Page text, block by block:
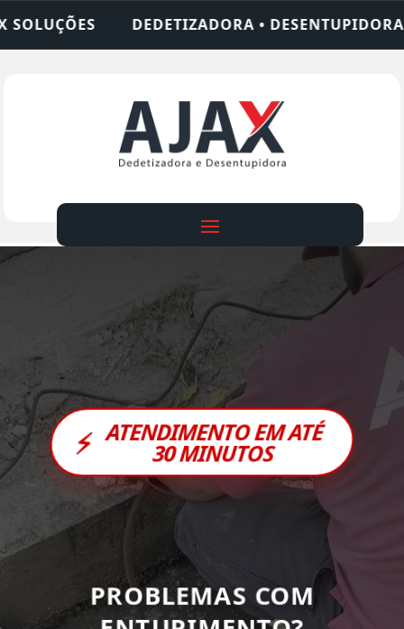
• DESENTUPIDORA • LIMPEZA DE FOSSA •
⚡ ATENDIMENTO EM ATÉ
30 MINUTOS
PROBLEMAS COM